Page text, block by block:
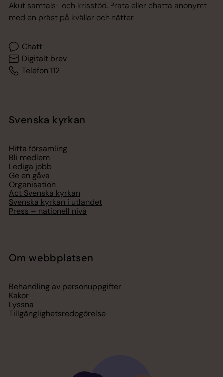
Akut samtals- och krisstöd. Prata eller chatta anonymt
med en präst på kvällar och nätter.
Chatt
Digitalt brev
Telefon 112
Svenska kyrkan
Hitta församling
Bli medlem
Lediga jobb
Ge en gåva
Organisation
Act Svenska kyrkan
Svenska kyrkan i utlandet
Press – nationell nivå
Om webbplatsen
Behandling av personuppgifter
Kakor
Lyssna
Tillgänglighetsredogörelse